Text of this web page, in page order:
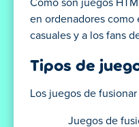
Como son juegos
en ordenadores como
casuales y a los fans
Tipos de
Los juegos de
Juegos de